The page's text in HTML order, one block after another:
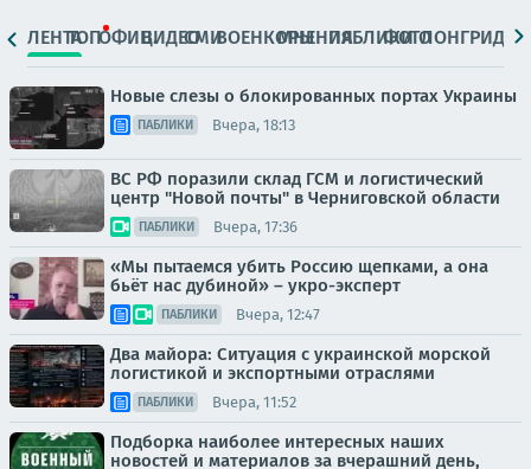
ЛЕНТАТОПОФИЦ.ВИДЕОСМИВОЕНКОРЫМНЕНИЯПАБЛИКИ
ФОТОЛОНГРИДЫ
Новые слезы о блокированных портах Украины
ПАБЛИКИ Вчера, 18:13
ВС РФ поразили склад ГСМ и логистический
центр "Новой почты" в Черниговской области
ПАБЛИКИ Вчера, 17:36
«Мы пытаемся убить Россию щепками, а она
бьёт нас дубиной» – укро-эксперт
ПАБЛИКИ Вчера, 12:47
Два майора: Ситуация с украинской морской
логистикой и экспортными отраслями
ПАБЛИКИ Вчера, 11:52
Подборка наиболее интересных наших
новостей и материалов за вчерашний день,